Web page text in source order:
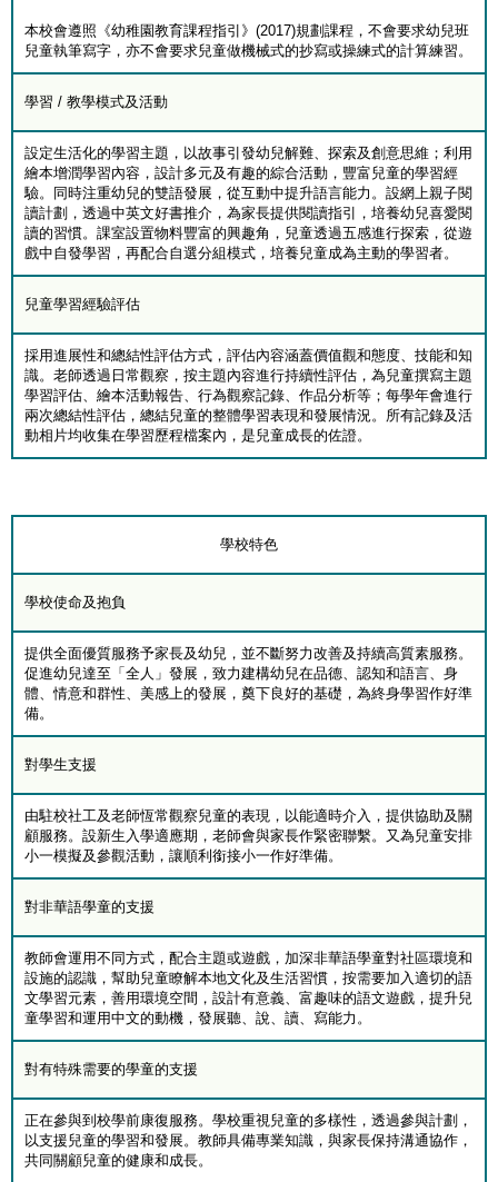
本校會遵照《幼稚園教育課程指引》(2017)規劃課程，不會要求幼兒班
兒童執筆寫字，亦不會要求兒童做機械式的抄寫或操練式的計算練習。
學習 / 教學模式及活動
設定生活化的學習主題，以故事引發幼兒解難、探索及創意思維；利用
繪本增潤學習內容，設計多元及有趣的綜合活動，豐富兒童的學習經
驗。同時注重幼兒的雙語發展，從互動中提升語言能力。設網上親子閱
讀計劃，透過中英文好書推介，為家長提供閱讀指引，培養幼兒喜愛閱
讀的習慣。課室設置物料豐富的興趣角，兒童透過五感進行探索，從遊
戲中自發學習，再配合自選分組模式，培養兒童成為主動的學習者。
兒童學習經驗評估
採用進展性和總結性評估方式，評估內容涵蓋價值觀和態度、技能和知
識。老師透過日常觀察，按主題內容進行持續性評估，為兒童撰寫主題
學習評估、繪本活動報告、行為觀察記錄、作品分析等；每學年會進行
兩次總結性評估，總結兒童的整體學習表現和發展情況。所有記錄及活
動相片均收集在學習歷程檔案內，是兒童成長的佐證。
學校特色
學校使命及抱負
提供全面優質服務予家長及幼兒，並不斷努力改善及持續高質素服務。
促進幼兒達至「全人」發展，致力建構幼兒在品德、認知和語言、身
體、情意和群性、美感上的發展，奠下良好的基礎，為終身學習作好準
備。
對學生支援
由駐校社工及老師恆常觀察兒童的表現，以能適時介入，提供協助及關
顧服務。設新生入學適應期，老師會與家長作緊密聯繫。又為兒童安排
小一模擬及參觀活動，讓順利銜接小一作好準備。
對非華語學童的支援
教師會運用不同方式，配合主題或遊戲，加深非華語學童對社區環境和
設施的認識，幫助兒童瞭解本地文化及生活習慣，按需要加入適切的語
文學習元素，善用環境空間，設計有意義、富趣味的語文遊戲，提升兒
童學習和運用中文的動機，發展聽、說、讀、寫能力。
對有特殊需要的學童的支援
正在參與到校學前康復服務。學校重視兒童的多樣性，透過參與計劃，
以支援兒童的學習和發展。教師具備專業知識，與家長保持溝通協作，
共同關顧兒童的健康和成長。